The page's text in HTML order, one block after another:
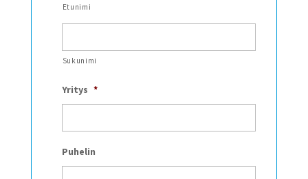
Etunimi
Sukunimi
Yritys *
Puhelin